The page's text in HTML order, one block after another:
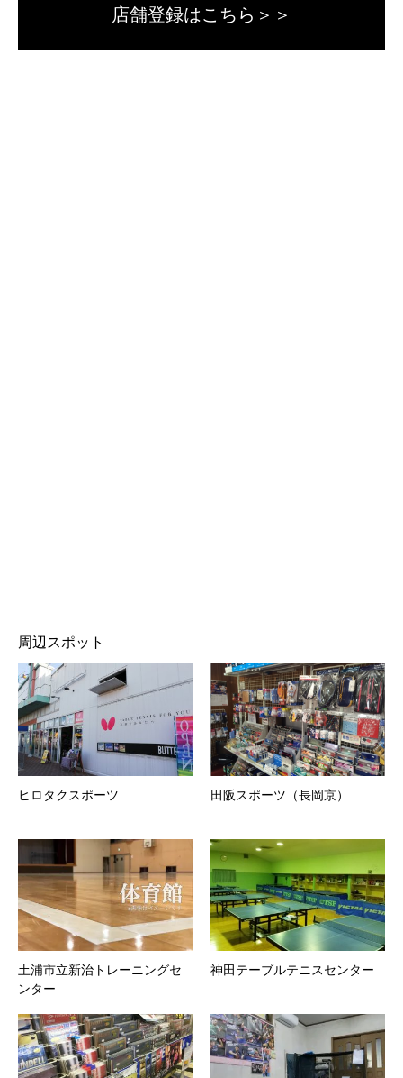
店舗登録はこちら＞＞
周辺スポット
ヒロタクスポーツ 田阪スポーツ（長岡京）
土浦市立新治トレーニングセ
ンター
神田テーブルテニスセンター